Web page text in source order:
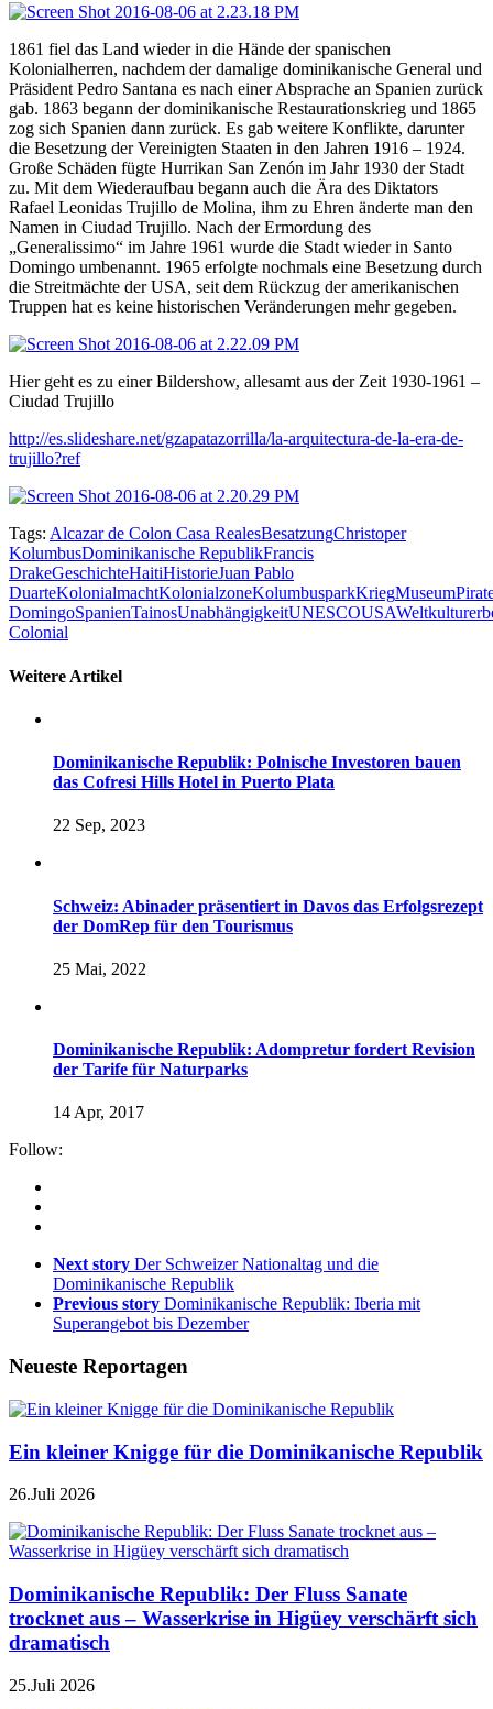
1861 fiel das Land wieder in die Hände der spanischen
Kolonialherren, nachdem der damalige dominikanische General und
Präsident Pedro Santana es nach einer Absprache an Spanien zurück
gab. 1863 begann der dominikanische Restaurationskrieg und 1865
zog sich Spanien dann zurück. Es gab weitere Konflikte, darunter
die Besetzung der Vereinigten Staaten in den Jahren 1916 – 1924.
Große Schäden fügte Hurrikan San Zenón im Jahr 1930 der Stadt
zu. Mit dem Wiederaufbau begann auch die Ära des Diktators
Rafael Leonidas Trujillo de Molina, ihm zu Ehren änderte man den
Namen in Ciudad Trujillo. Nach der Ermordung des
„Generalissimo“ im Jahre 1961 wurde die Stadt wieder in Santo
Domingo umbenannt. 1965 erfolgte nochmals eine Besetzung durch
die Streitmächte der USA, seit dem Rückzug der amerikanischen
Truppen hat es keine historischen Veränderungen mehr gegeben.
Hier geht es zu einer Bildershow, allesamt aus der Zeit 1930-1961 –
Ciudad Trujillo
http://es.slideshare.net/gzapatazorrilla/la-arquitectura-de-la-era-de-
trujillo?ref
Tags: Alcazar de Colon Casa RealesBesatzungChristoper
KolumbusDominikanische RepublikFrancis
DrakeGeschichteHaitiHistorieJuan Pablo
DuarteKolonialmachtKolonialzoneKolumbusparkKriegMuseum
DomingoSpanienTainosUnabhängigkeitUNESCOUSA
Colonial
Weitere Artikel
Dominikanische Republik: Polnische Investoren bauen
das Cofresi Hills Hotel in Puerto Plata
22 Sep, 2023
Schweiz: Abinader präsentiert in Davos das Erfolgsrezept
der DomRep für den Tourismus
25 Mai, 2022
Dominikanische Republik: Adompretur fordert Revision
der Tarife für Naturparks
14 Apr, 2017
Follow:
Next story Der Schweizer Nationaltag und die
Dominikanische Republik
Previous story Dominikanische Republik: Iberia mit
Superangebot bis Dezember
Neueste Reportagen
Ein kleiner Knigge für die Dominikanische Republik
26.Juli 2026
Dominikanische Republik: Der Fluss Sanate
trocknet aus – Wasserkrise in Higüey verschärft sich
dramatisch
25.Juli 2026